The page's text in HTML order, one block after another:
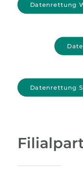
Datenrettung
Datenrettung